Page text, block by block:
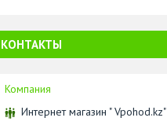
КОНТАКТЫ
Интернет магазин " Vpohod.kz"